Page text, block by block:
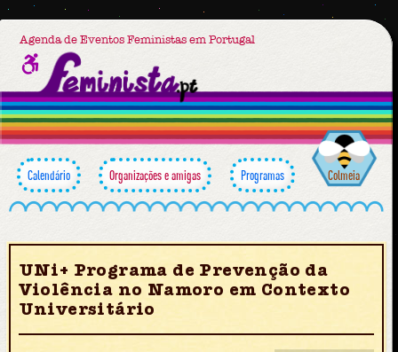
Agenda de Eventos Feministas em Portugal
Calendário Organizações e amigas Programas Colmeia
UNi+ Programa de Prevenção da
Violência no Namoro em Contexto
Universitário